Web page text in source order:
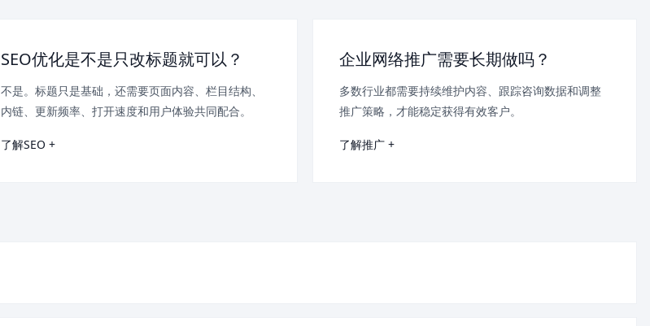
SEO优化是不是只改标题就可以？
不是。标题只是基础，还需要页面内容、栏目结构、
内链、更新频率、打开速度和用户体验共同配合。
了解SEO +
企业网络推广需要长期做吗？
多数行业都需要持续维护内容、跟踪咨询数据和调整
推广策略，才能稳定获得有效客户。
了解推广 +